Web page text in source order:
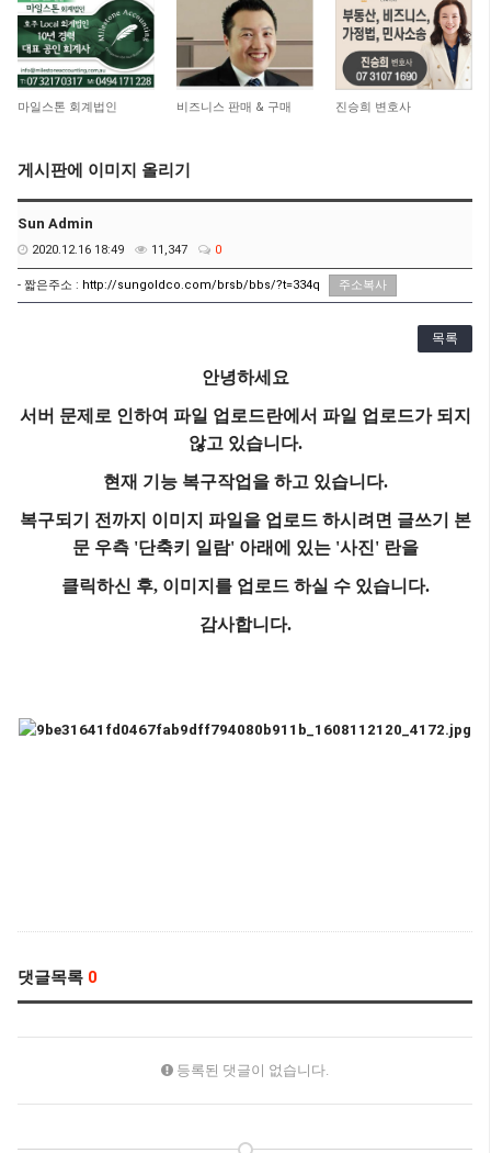
4,666
마일스톤 회계법인 15,055
비즈니스 판매 & 구매 11,056
진승희 변호사
게시판에 이미지 올리기
Sun Admin
2020.12.16 18:49 11,347 0
- 짧은주소 : http://sungoldco.com/brsb/bbs/?t=334q 주소복사
목록
​안녕하세요
서버 문제로 인하여 파일 업로드란에서 파일 업로드가 되지
않고 있습니다.
현재 기능 복구작업을 하고 있습니다.
복구되기 전까지 이미지 파일을 업로드 하시려면 글쓰기 본
문 우측 '단축키 일람' 아래에 있는 '사진' 란을
클릭하신 후, 이미지를 업로드 하실 수 있습니다.
감사합니다.
댓글목록 0
등록된 댓글이 없습니다.